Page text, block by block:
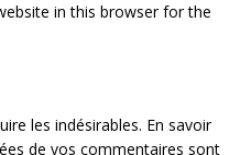
in this browser for the
les indésirables. En savoir
de vos commentaires sont